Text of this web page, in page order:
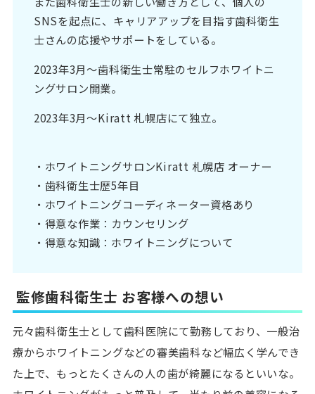
SNSを起点に、キャリアアップを目指す歯科衛生
士さんの応援やサポートをしている。
2023年3月〜歯科衛生士常駐のセルフホワイトニ
ングサロン開業。
2023年3月〜Kiratt 札幌店にて独立。
・ホワイトニングサロンKiratt 札幌店 オーナー
・歯科衛生士歴5年目
・ホワイトニングコーディネーター資格あり
・得意な作業：カウンセリング
・得意な知識：ホワイトニングについて
監修歯科衛生士 お客様への想い
元々歯科衛生士として歯科医院にて勤務しており、一般治
療からホワイトニングなどの審美歯科など幅広く学んでき
た上で、もっとたくさんの人の歯が綺麗になるといいな。